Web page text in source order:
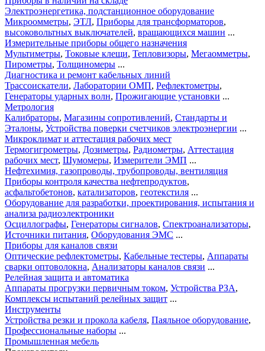
Электроэнергетика, подстанционное оборудование
Микроомметры, ЭТЛ, Приборы для трансформаторов,
высоковольтных выключателей, вращающихся машин ...
Измерительные приборы общего назначения
Мультиметры, Токовые клещи, Тепловизоры, Мегаомметры,
Пирометры, Толщиномеры ...
Диагностика и ремонт кабельных линий
Трассоискатели, Лаборатории ОМП, Рефлектометры,
Генераторы ударных волн, Прожигающие установки ...
Метрология
Калибраторы, Магазины сопротивлений, Стандарты и
Эталоны, Устройства поверки счетчиков электроэнергии ...
Микроклимат и аттестация рабочих мест
Термогигрометры, Дозиметры, Радиометры, Аттестация
рабочих мест, Шумомеры, Измерители ЭМП ...
Нефтехимия, газопроводы, трубопроводы, вентиляция
Приборы контроля качества нефтепродуктов,
асфальтобетонов, катализаторов, геотекстиля ...
Оборудование для разработки, проектирования, испытания и
анализа радиоэлектроники
Осциллографы, Генераторы сигналов, Спектроанализаторы,
Источники питания, Оборудования ЭМС ...
Приборы для каналов связи
Оптические рефлектометры, Кабельные тестеры, Аппараты
сварки оптоволокна, Анализаторы каналов связи ...
Релейная защита и автоматика
Аппараты прогрузки первичным током, Устройства РЗА,
Комплексы испытаний релейных защит ...
Инструменты
Устройства резки и прокола кабеля, Паяльное оборудование,
Профессиональные наборы ...
Промышленная мебель